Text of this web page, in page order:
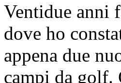
Ventidue anni
dove ho
appena due
campi da golf.